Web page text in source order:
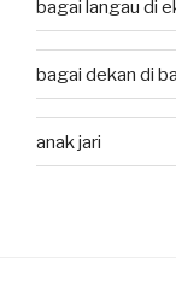
bagai langau di
bagai dekan di
anak jari